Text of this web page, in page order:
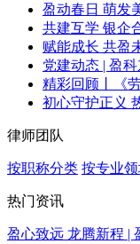
盈动春日 萌发
共建互学 银企
赋能成长 共盈
党建动态 | 盈
精彩回顾丨《
初心守护正义
律师团队
按职称分类 按专业
热门资讯
盈心致远 龙腾新程 |